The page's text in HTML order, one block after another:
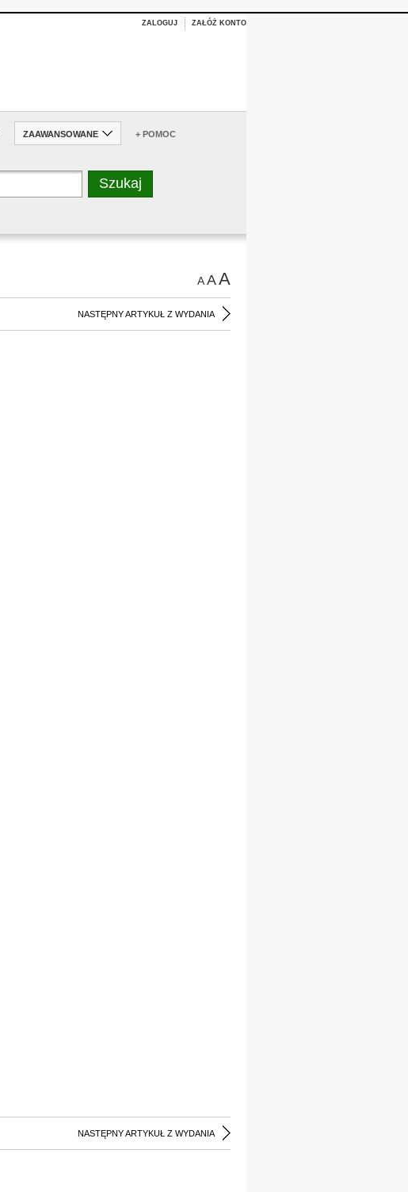
ZALOGUJ ZAŁÓŻ KONTO
ZAAWANSOWANE + POMOC
AAA
NASTĘPNY ARTYKUŁ Z WYDANIA
NASTĘPNY ARTYKUŁ Z WYDANIA